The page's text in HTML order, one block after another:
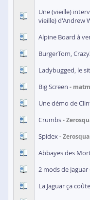
Une (vieille)
vieille) d'Andrew
Alpine Board à
BurgerTom,
Ladybugged, le
Big Screen
Une démo de
Crumbs
Spidex
Abbayes des
2 mods de Jaguar
La Jaguar ça